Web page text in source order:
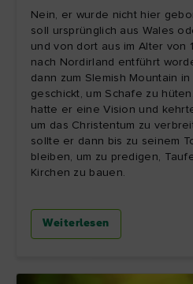
Nein, er wurde nicht hier
soll ursprünglich aus Wales
und von dort aus im Alter von
nach Nordirland entführt
dann zum Slemish Mountain
geschickt, um Schafe zu
hatte er eine Vision und
um das Christentum zu
sollte er dann bis zu seinem
bleiben, um zu predigen,
Kirchen zu bauen.
Weiterlesen